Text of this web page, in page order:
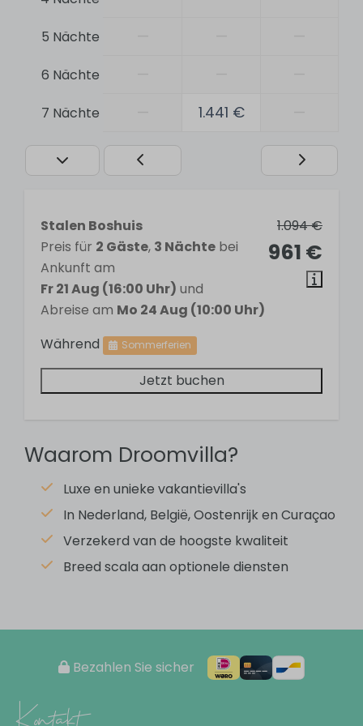
Sink
Double sink
En-suite bathroom
Schlafzimmer
2 bedrooms
Double bed: 2
Küche
Dishwasher
Refrigerator-freezer combination
Oven
Microwave
Coffee maker (capsules)
Crockery
Kitchenware
Wohnbereich
Dining table
Außenbereich
Ligbad buiten
5 Nächte
6 Nächte
7 Nächte 1.441 €
1.094 €
961 €
Stalen Boshuis
Preis für 2 Gäste, 3 Nächte bei
Ankunft am
Fr 21 Aug (16:00 Uhr) und
Abreise am Mo 24 Aug (10:00 Uhr)
Während
Sommerferien
Jetzt buchen
Waarom Droomvilla?
Luxe en unieke vakantievilla's
In Nederland, België, Oostenrijk en Curaçao
Verzekerd van de hoogste kwaliteit
Breed scala aan optionele diensten
Bezahlen Sie sicher
Kontakt